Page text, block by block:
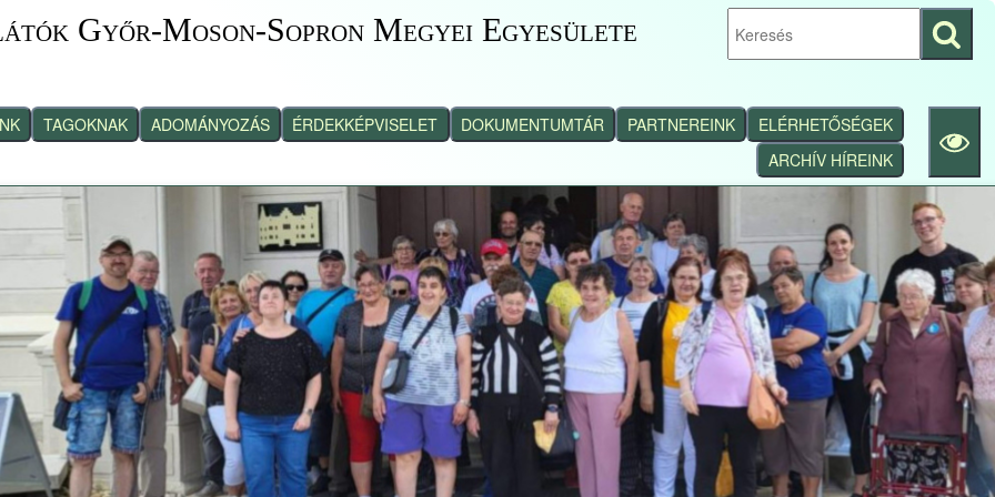
Győr-Moson-Sopron Megyei Egyesülete
Keresés
indítása
TAGOKNAK ADOMÁNYOZÁS ÉRDEKKÉPVISELET DOKUMENTUMTÁR PARTNEREINK
ELÉRHETŐSÉGEK
ARCHÍV HÍREINK